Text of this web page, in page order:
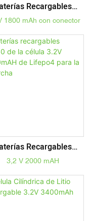
Recargables
De 3,2 V Y 1800
Eléctricos Con
Linterna.
1800 mAh con conector
Recargables
De La Célula 3.2V
La Antorcha
3,2 V 2000 mAH